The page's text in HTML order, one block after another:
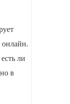
онлайн.
ли
в